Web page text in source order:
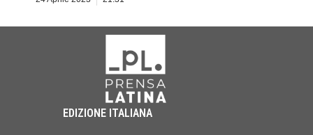
EDIZIONE ITALIANA